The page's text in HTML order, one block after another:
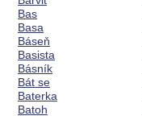
Bas
Basa
Báseň
Basista
Básník
Bát se
Baterka
Batoh